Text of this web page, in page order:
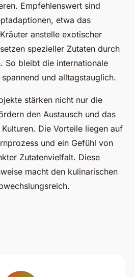
Empfehlenswert sind
etwa das
anstelle exotischer
spezieller Zutaten durch
So bleibt die internationale
und alltagstauglich.
stärken nicht nur die
den Austausch und das
Die Vorteile liegen auf
und ein Gefühl von
Zutatenvielfalt. Diese
macht den kulinarischen